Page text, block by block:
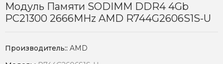
Модуль Памяти SODIMM DDR4 4Gb
PC21300 2666MHz AMD R744G2606S1S-U
Производитель:: AMD